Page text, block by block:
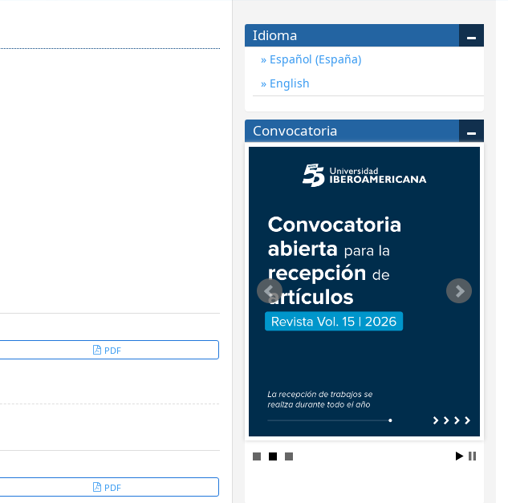
PDF
PDF
Idioma
Español (España)
English
Convocatoria